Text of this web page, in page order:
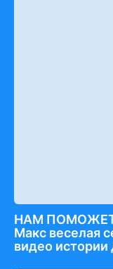
НАМ ПОМОЖЕТ
Макс веселая
видео